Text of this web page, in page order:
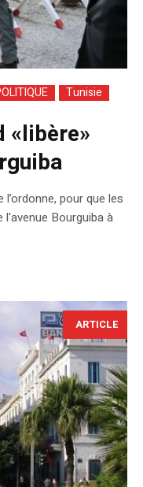
Tunisie
«libère»
pour que les
Bourguiba à
ARTICLE